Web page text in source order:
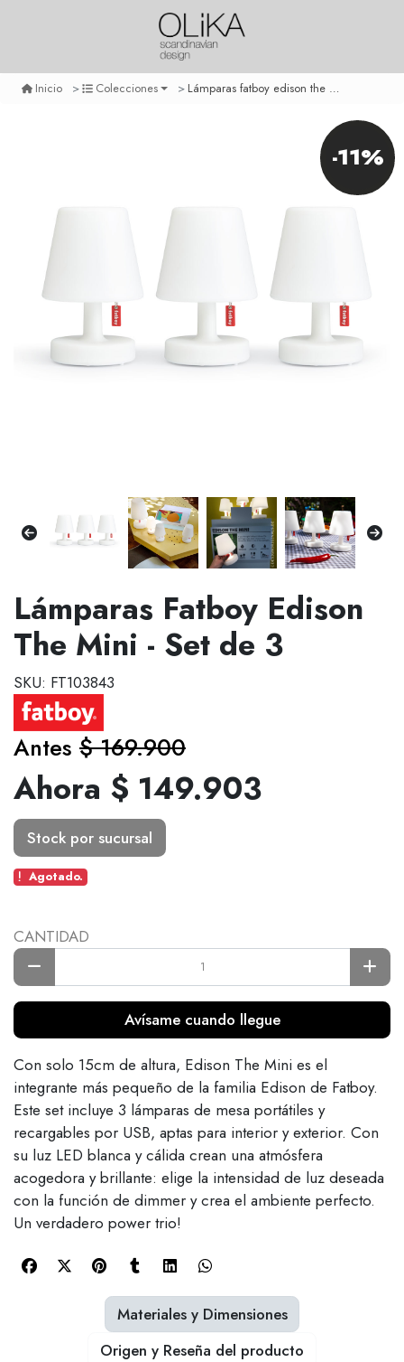
Inicio Colecciones Lámparas fatboy edison the mini - set de 3
-11%
Lámparas Fatboy Edison
The Mini - Set de 3
SKU: FT103843
Antes $ 169.900
Ahora $ 149.903
Stock por sucursal
Agotado.
CANTIDAD
Avísame cuando llegue
Con solo 15cm de altura, Edison The Mini es el
integrante más pequeño de la familia Edison de Fatboy.
Este set incluye 3 lámparas de mesa portátiles y
recargables por USB, aptas para interior y exterior. Con
su luz LED blanca y cálida crean una atmósfera
acogedora y brillante: elige la intensidad de luz deseada
con la función de dimmer y crea el ambiente perfecto.
Un verdadero power trio!
Materiales y Dimensiones
Origen y Reseña del producto